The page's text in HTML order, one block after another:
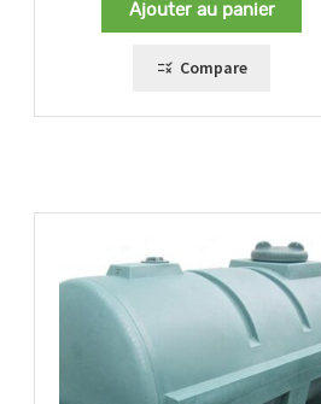
Ajouter au panier
Compare